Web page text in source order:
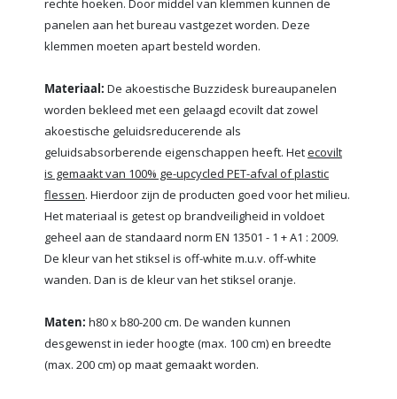
rechte hoeken. Door middel van klemmen kunnen de
panelen aan het bureau vastgezet worden. Deze
klemmen moeten apart besteld worden.
Materiaal: De akoestische Buzzidesk bureaupanelen
worden bekleed met een gelaagd ecovilt dat zowel
akoestische geluidsreducerende als
geluidsabsorberende eigenschappen heeft. Hetecovilt
is gemaakt van 100% ge-upcycled PET-afval of plastic
flessen. Hierdoor zijn de producten goed voor het milieu.
Het materiaal is getest op brandveiligheid in voldoet
geheel aan de standaard norm EN 13501 - 1 + A1 : 2009.
De kleur van het stiksel is off-white m.u.v. off-white
wanden. Dan is de kleur van het stiksel oranje.
Maten: h80 x b80-200 cm. De wanden kunnen
desgewenst in ieder hoogte (max. 100 cm) en breedte
(max. 200 cm) op maat gemaakt worden.